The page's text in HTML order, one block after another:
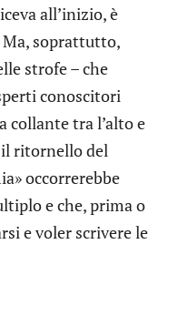
all’inizio, è
soprattutto,
strofe – che
conoscitori
collante tra l’alto e
il ritornello del
occorrerebbe
e che, prima o
e voler scrivere le